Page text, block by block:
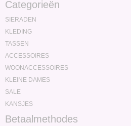
Categorieën
SIERADEN
KLEDING
TASSEN
ACCESSOIRES
WOONACCESSOIRES
KLEINE DAMES
SALE
KANSJES
Betaalmethodes